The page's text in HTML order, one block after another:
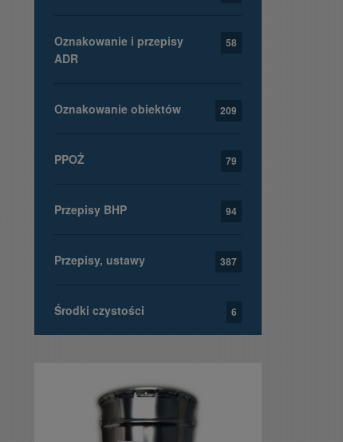
Oznakowanie i przepisy
ADR
58
Oznakowanie obiektów 209
PPOŻ 79
Przepisy BHP 94
Przepisy, ustawy 387
Środki czystości 6